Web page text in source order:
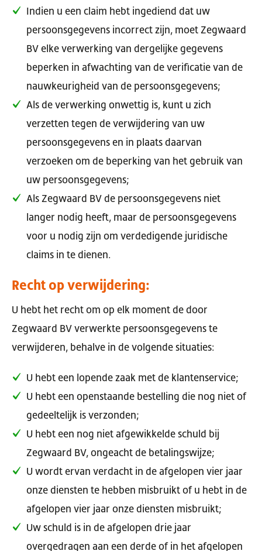
Indien u een claim hebt ingediend dat uw
persoonsgegevens incorrect zijn, moet Zegwaard
BV elke verwerking van dergelijke gegevens
beperken in afwachting van de verificatie van de
nauwkeurigheid van de persoonsgegevens;
Als de verwerking onwettig is, kunt u zich
verzetten tegen de verwijdering van uw
persoonsgegevens en in plaats daarvan
verzoeken om de beperking van het gebruik van
uw persoonsgegevens;
Als Zegwaard BV de persoonsgegevens niet
langer nodig heeft, maar de persoonsgegevens
voor u nodig zijn om verdedigende juridische
claims in te dienen.
Recht op verwijdering:
U hebt het recht om op elk moment de door
Zegwaard BV verwerkte persoonsgegevens te
verwijderen, behalve in de volgende situaties:
U hebt een lopende zaak met de klantenservice;
U hebt een openstaande bestelling die nog niet of
gedeeltelijk is verzonden;
U hebt een nog niet afgewikkelde schuld bij
Zegwaard BV, ongeacht de betalingswijze;
U wordt ervan verdacht in de afgelopen vier jaar
onze diensten te hebben misbruikt of u hebt in de
afgelopen vier jaar onze diensten misbruikt;
Uw schuld is in de afgelopen drie jaar
overgedragen aan een derde of in het afgelopen